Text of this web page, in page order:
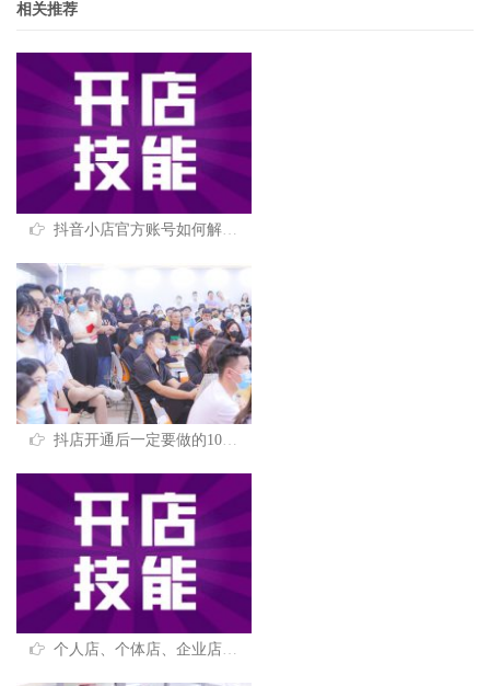
相关推荐
抖音小店官方账号如何解绑？
抖店开通后一定要做的10个店铺基础设置
个人店、个体店、企业店，抖音小店3大店铺类型优劣势解析